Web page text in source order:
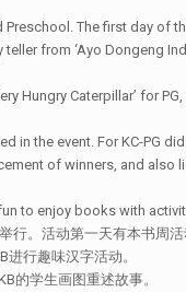
The first day
from ‘Ayo Dongeng
Hungry Caterpillar’ for
in the event. For KC-PG
of winners, and
to enjoy books with
行。活动第一天有本书周
行趣味汉字活动。
的学生画图重述故事。